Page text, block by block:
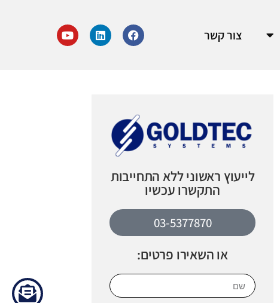
צור קשר
לייעוץ ראשוני ללא התחייבות
התקשרו עכשיו
03-5377870
או השאירו פרטים: